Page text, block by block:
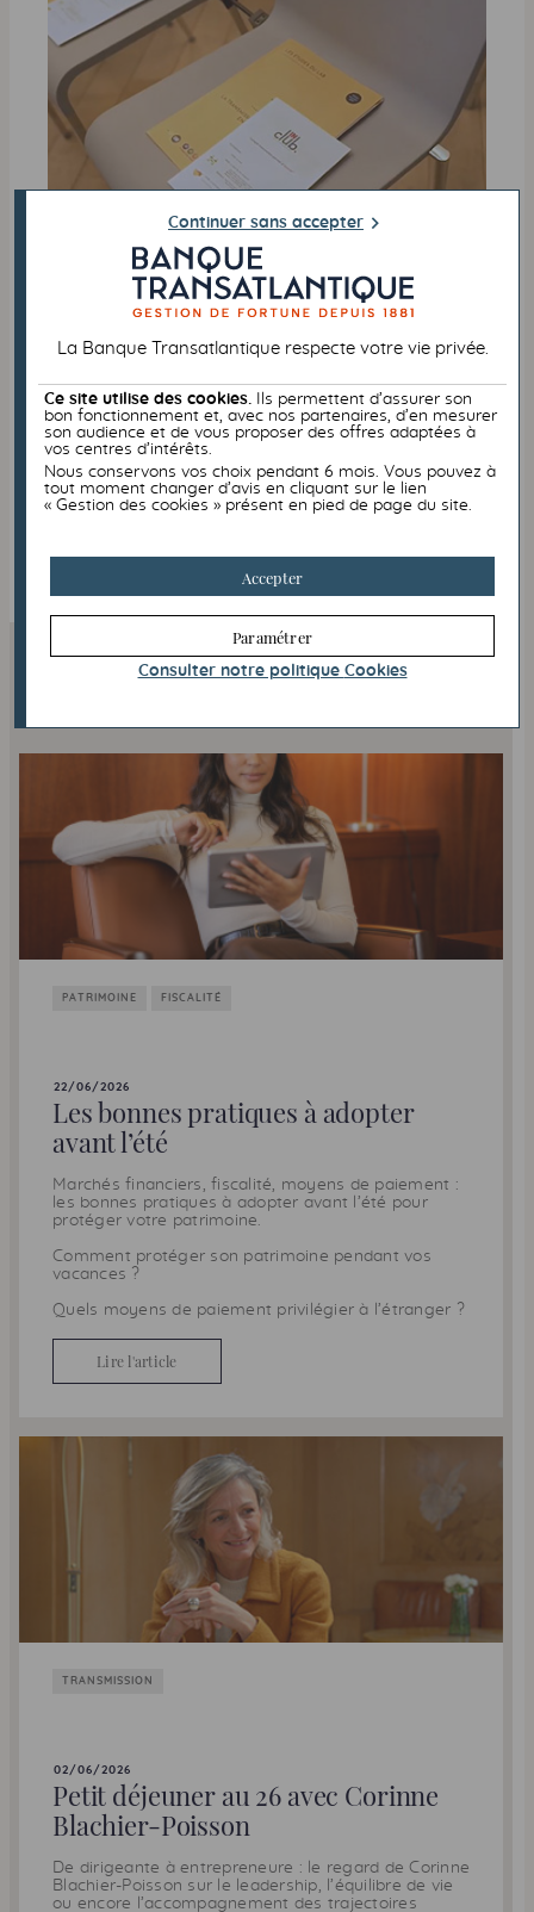
En savoir plus.
LinkedIn Youtube
PATRIMOINE FISCALITÉ
22/06/2026
Les bonnes pratiques à adopter
avant l’été
Marchés financiers, fiscalité, moyens de paiement :
les bonnes pratiques à adopter avant l’été pour
protéger votre patrimoine.
Comment protéger son patrimoine pendant vos
vacances ?
Quels moyens de paiement privilégier à l’étranger ?
Lire l'article
TRANSMISSION
02/06/2026
Petit déjeuner au 26 avec Corinne
Blachier-Poisson
De dirigeante à entrepreneure : le regard de Corinne
Blachier-Poisson sur le leadership, l’équilibre de vie
ou encore l’accompagnement des trajectoires
Continuer sans accepter
La Banque Transatlantique respecte votre vie privée.
Ce site utilise des cookies.
Ils permettent d’assurer son
bon fonctionnement et, avec nos partenaires, d’en mesurer
son audience et de vous proposer des offres adaptées à
vos centres d’intérêts.
Nous conservons vos choix pendant 6 mois. Vous pouvez à
tout moment changer d’avis en cliquant sur le lien
« Gestion des cookies » présent en pied de page du site.
Accepter
Paramétrer
Consulter notre politique Cookies